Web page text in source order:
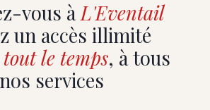
vous àL'Eventail
un accès illimité
le temps, à tous
nos services